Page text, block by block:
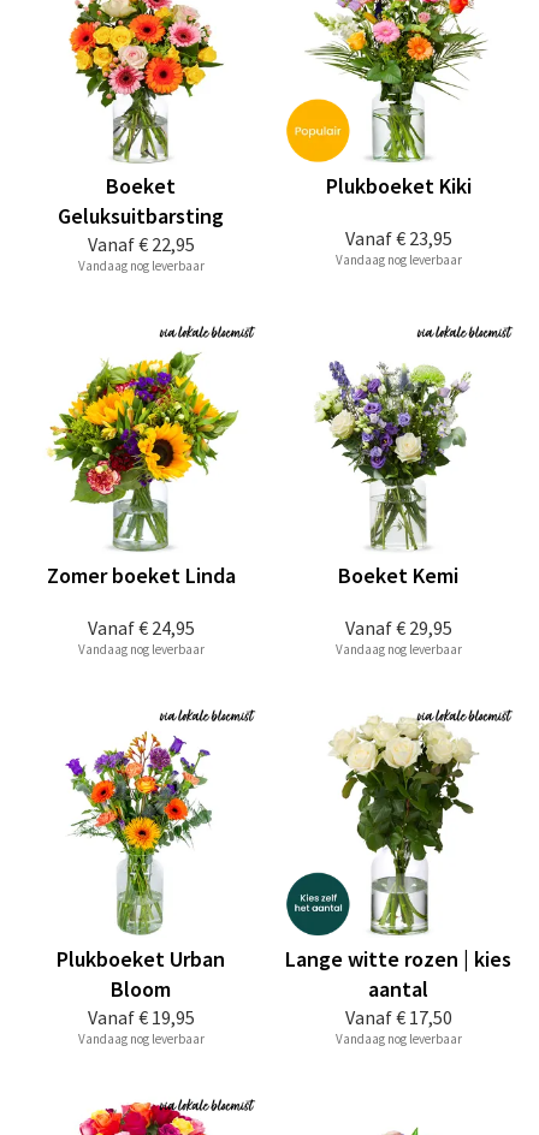
Vanaf€ 22,95
Boeket
Geluksuitbarsting
Vandaag nog leverbaar
Vanaf€ 23,95
Plukboeket Kiki
Vandaag nog leverbaar
Vanaf€ 24,95
Zomer boeket Linda
Vandaag nog leverbaar
Vanaf€ 29,95
Boeket Kemi
Vandaag nog leverbaar
Vanaf€ 19,95
Plukboeket Urban
Bloom
Vandaag nog leverbaar
Vanaf€ 17,50
Lange witte rozen | kies
aantal
Vandaag nog leverbaar